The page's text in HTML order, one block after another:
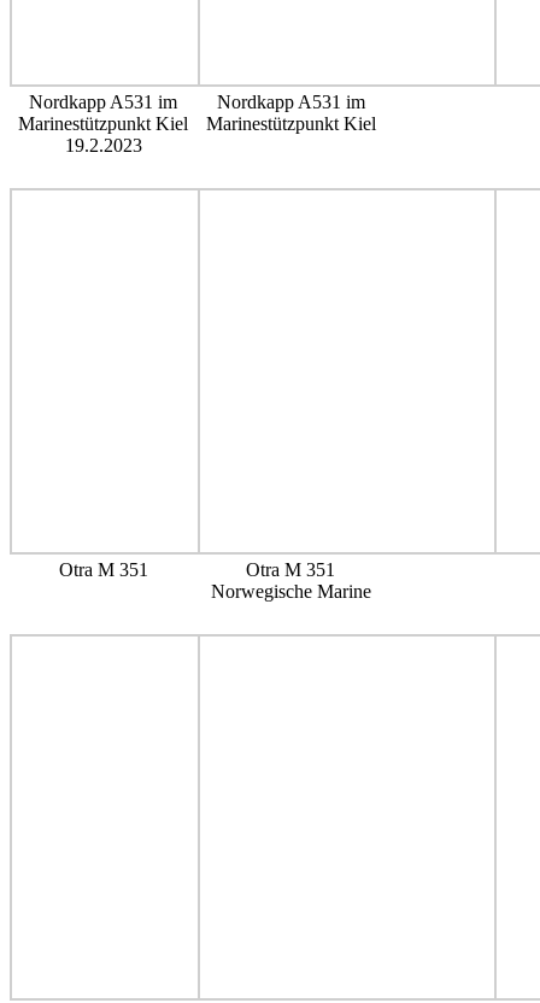
Nordkapp A531 im
Marinestützpunkt Kiel
19.2.2023
Nordkapp A531 im
Marinestützpunkt Kiel
Otra M 351
Otra M 351
Norwegische Marine